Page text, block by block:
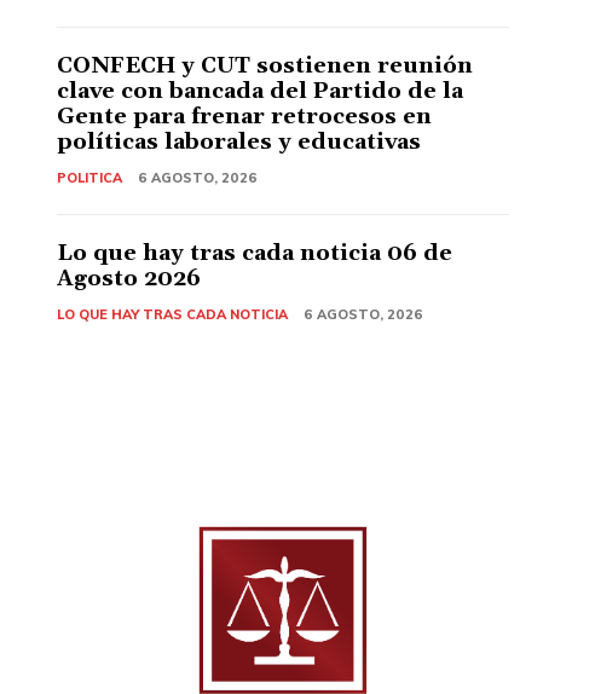
CONFECH y CUT sostienen reunión
clave con bancada del Partido de la
Gente para frenar retrocesos en
políticas laborales y educativas
POLITICA 6 AGOSTO, 2026
Lo que hay tras cada noticia 06 de
Agosto 2026
LO QUE HAY TRAS CADA NOTICIA 6 AGOSTO, 2026